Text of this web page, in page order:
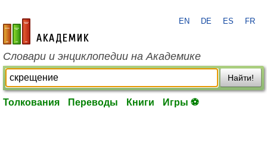
academic.ru
EN DE ES FR
Словари и энциклопедии на Академике
Найти!
Толкования Переводы Книги Игры ⚽